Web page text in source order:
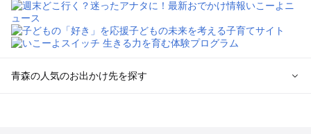
青森の人気のお出かけ先を探す